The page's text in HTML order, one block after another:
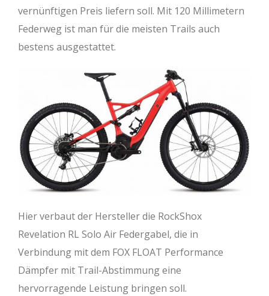
vernünftigen Preis liefern soll. Mit 120 Millimetern
Federweg ist man für die meisten Trails auch
bestens ausgestattet.
Hier verbaut der Hersteller die RockShox
Revelation RL Solo Air Federgabel, die in
Verbindung mit dem FOX FLOAT Performance
Dämpfer mit Trail-Abstimmung eine
hervorragende Leistung bringen soll.